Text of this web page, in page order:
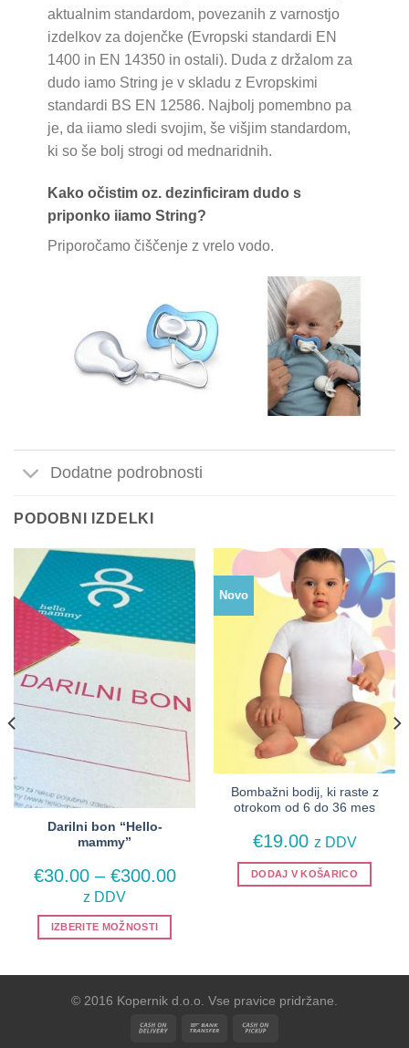
aktualnim standardom, povezanih z varnostjo
izdelkov za dojenčke (Evropski standardi EN
1400 in EN 14350 in ostali). Duda z držalom za
dudo iamo String je v skladu z Evropskimi
standardi BS EN 12586. Najbolj pomembno pa
je, da iiamo sledi svojim, še višjim standardom,
ki so še bolj strogi od mednaridnih.
Kako očistim oz. dezinficiram dudo s
priponko iiamo String?
Priporočamo čiščenje z vrelo vodo.
Dodatne podrobnosti
PODOBNI IZDELKI
Darilni bon “Hello-
mammy”
€30.00 – €300.00Cenovni
z DDV
IZBERITE MOŽNOSTI
več
različic.
Novo
Bombažni bodij, ki raste z
otrokom od 6 do 36 mes
€19.00 z DDV
DODAJ V KOŠARICO
© 2016 Kopernik d.o.o. Vse pravice pridržane.